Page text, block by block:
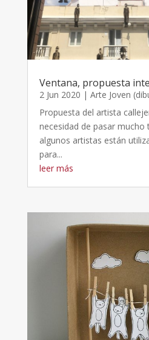
Ventana, propuesta
2 Jun 2020 | Arte Joven
Propuesta del artista
necesidad de pasar mucho
algunos artistas están
para...
leer más